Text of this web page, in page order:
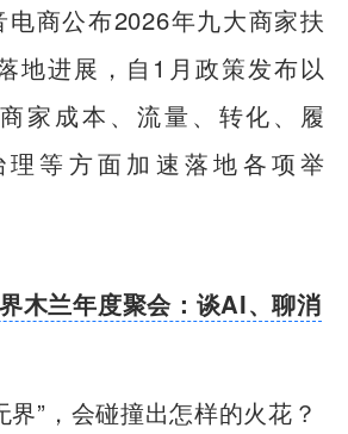
商公布2026年九大商家扶
地进展，自1月政策发布以
家成本、流量、转化、履
等方面加速落地各项举
木兰年度聚会：谈AI、聊消
界”，会碰撞出怎样的火花？